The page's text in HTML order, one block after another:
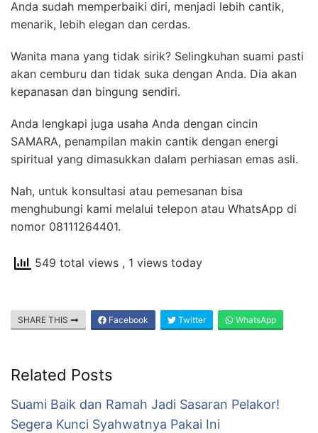
Anda sudah memperbaiki diri, menjadi lebih cantik,
menarik, lebih elegan dan cerdas.
Wanita mana yang tidak sirik? Selingkuhan suami pasti
akan cemburu dan tidak suka dengan Anda. Dia akan
kepanasan dan bingung sendiri.
Anda lengkapi juga usaha Anda dengan cincin
SAMARA, penampilan makin cantik dengan energi
spiritual yang dimasukkan dalam perhiasan emas asli.
Nah, untuk konsultasi atau pemesanan bisa
menghubungi kami melalui telepon atau WhatsApp di
nomor 08111264401.
549 total views , 1 views today
SHARE THIS Facebook Twitter WhatsApp
Related Posts
Suami Baik dan Ramah Jadi Sasaran Pelakor!
Segera Kunci Syahwatnya Pakai Ini